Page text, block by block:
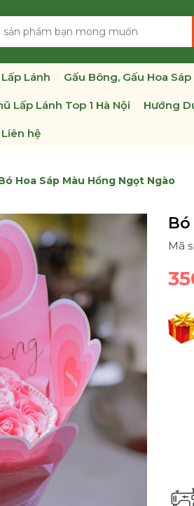
Lánh Gấu Bông, Gấu Hoa Sáp
Lấp Lánh Top 1 Hà Nội Hướng
Liên hệ
Hoa Sáp Màu Hồng Ngọt Ngào
Mã